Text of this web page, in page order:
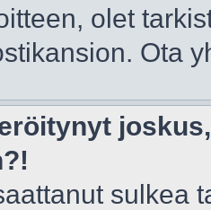
olet
Ota
sulkea